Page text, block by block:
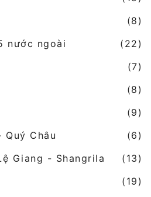
(8)
nước ngoài
(22)
(7)
(8)
(9)
Quý Châu
(6)
Giang - Shangrila
(13)
(19)